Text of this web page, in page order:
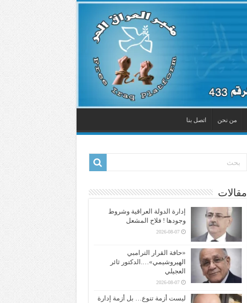
من نحن اتصل بنا
مقالات
إدارة الدولة العراقية وشروط
وجودها ! فلاح المشعل
2026-08-07
«حافة القرار الترامبي
الهيروشيمي»….الدكتور ثائر
العجيلي
2026-08-07
ليست أزمة تنوع… بل أزمة إدارة